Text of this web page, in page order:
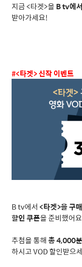
지금<타겟>을 B tv에
받아가세요!
#<타겟>신작 이벤트
B tv에서 <타겟>을 구
할인 쿠폰을 준비했어요
추첨을 통해총4,000
하시고VOD할인받으